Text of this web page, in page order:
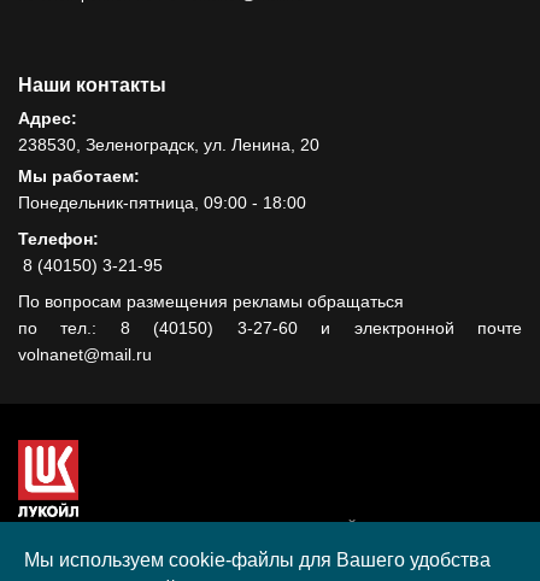
Наши контакты
Адрес:
238530, Зеленоградск, ул. Ленина, 20
Мы работаем:
Понедельник-пятница, 09:00 - 18:00
Телефон:
8 (40150) 3-21-95
По вопросам размещения рекламы обращаться
по тел.: 8 (40150) 3-27-60 и электронной почте
volnanet@mail.ru
гранта, полученного в рамках XIII Конкурса социальных и
Мы используем cookie-файлы для Вашего удобства